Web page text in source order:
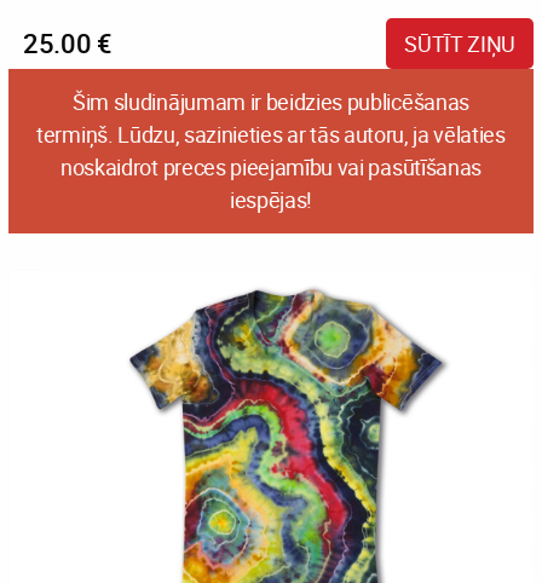
25.00 €
SŪTĪT ZIŅU
Šim sludinājumam ir beidzies publicēšanas
termiņš. Lūdzu, sazinieties ar tās autoru, ja vēlaties
noskaidrot preces pieejamību vai pasūtīšanas
iespējas!